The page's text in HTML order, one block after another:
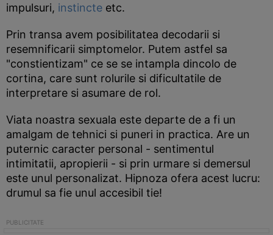
impulsuri, instincte etc.
Prin transa avem posibilitatea decodarii si
resemnificarii simptomelor. Putem astfel sa
"constientizam" ce se se intampla dincolo de
cortina, care sunt rolurile si dificultatile de
interpretare si asumare de rol.
Viata noastra sexuala este departe de a fi un
amalgam de tehnici si puneri in practica. Are un
puternic caracter personal - sentimentul
intimitatii, apropierii - si prin urmare si demersul
este unul personalizat. Hipnoza ofera acest lucru:
drumul sa fie unul accesibil tie!